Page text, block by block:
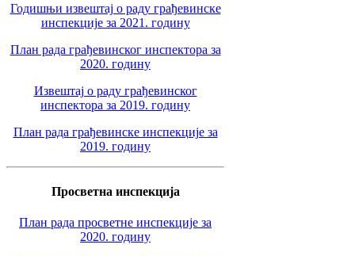
Годишњи извештај о раду грађевинске
инспекције за 2021. годину
План рада грађевинског инспектора за
2020. годину
Извештај о раду грађевинског
инспектора за 2019. годину
План рада грађевинске инспекције за
2019. годину
Просветна инспекција
План рада просветне инспекције за
2020. годину